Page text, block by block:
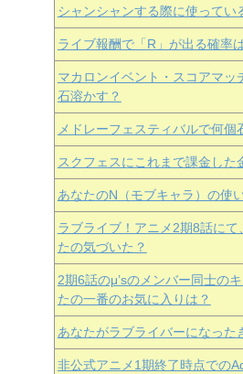
シャンシャンする際に使ってい
ライブ報酬で「R」が出る確率
マカロンイベント・スコアマッ
石溶かす？
メドレーフェスティバルで何個
スクフェスにこれまで課金した
あなたのN（モブキャラ）の使
ラブライブ！アニメ2期8話にて
たの気づいた？
2期6話のμ’sのメンバー同士の
たの一番のお気に入りは？
あなたがラブライバーになった
非公式アニメ1期終了時点での